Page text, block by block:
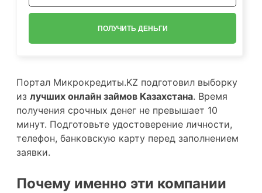
ПОЛУЧИТЬ ДЕНЬГИ
Портал Микрокредиты.KZ подготовил выборку
из лучших онлайн займов Казахстана. Время
получения срочных денег не превышает 10
минут. Подготовьте удостоверение личности,
телефон, банковскую карту перед заполнением
заявки.
Почему именно эти компании